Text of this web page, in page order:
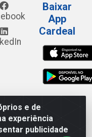
e de
experiência
publicidade
Baixar
App
Cardeal
Moura, 582 - Alto
120 - CNPJ